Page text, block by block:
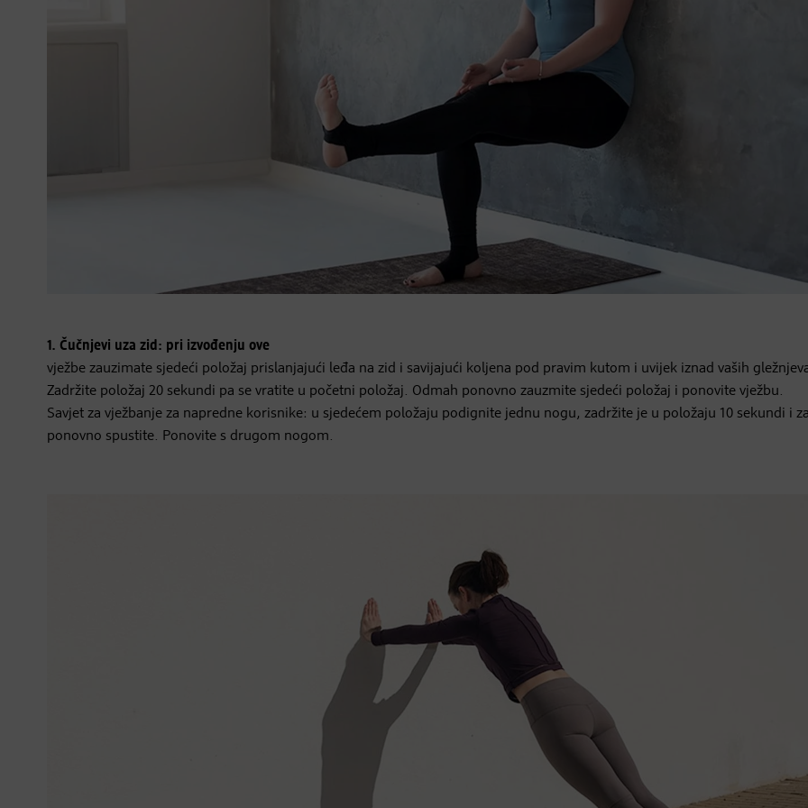
1. Čučnjevi uza zid: pri izvođenju ove
vježbe zauzimate sjedeći položaj prislanjajući leđa na zid i savijajući koljena pod pravim kutom i uvijek iznad vaših
Zadržite položaj 20 sekundi pa se vratite u početni položaj. Odmah ponovno zauzmite sjedeći položaj i ponovite vježbu.
Savjet za vježbanje za napredne korisnike: u sjedećem položaju podignite jednu nogu, zadržite je u položaju 10 sekundi i
ponovno spustite. Ponovite s drugom nogom.